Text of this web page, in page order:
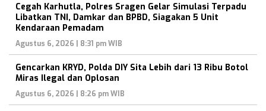
Cegah Karhutla, Polres Sragen Gelar Simulasi Terpadu
Libatkan TNI, Damkar dan BPBD, Siagakan 5 Unit
Kendaraan Pemadam
Agustus 6, 2026 | 8:31 pm WIB
Gencarkan KRYD, Polda DIY Sita Lebih dari 13 Ribu Botol
Miras Ilegal dan Oplosan
Agustus 6, 2026 | 8:26 pm WIB